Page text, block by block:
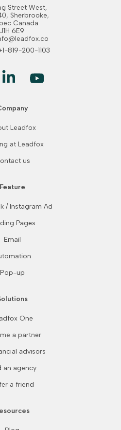
Street West,
Sherbrooke,
Canada
J1H 6E9
819-200-1103
Leadfox
at Leadfox
us
Feature
/ Instagram Ad
Pages
Email
Pop-up
One
a partner
advisors
an agency
a friend